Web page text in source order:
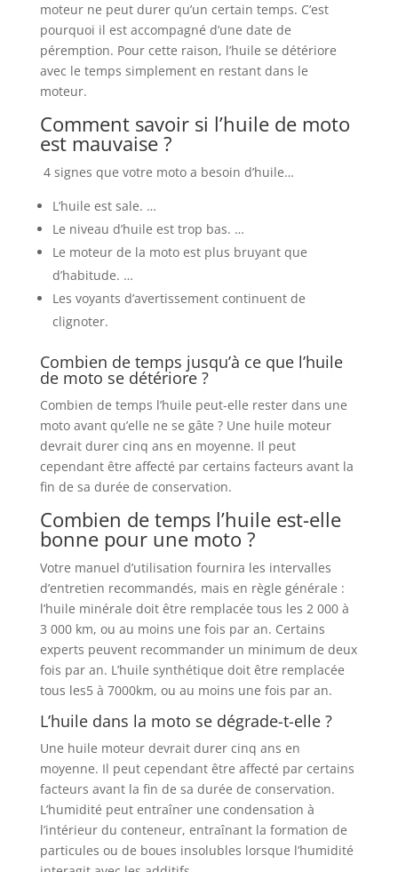
moteur ne peut durer qu’un certain temps. C’est
pourquoi il est accompagné d’une date de
péremption. Pour cette raison, l’huile se détériore
avec le temps simplement en restant dans le
moteur.
Comment savoir si l’huile de moto
est mauvaise ?
4 signes que votre moto a besoin d’huile…
L’huile est sale. …
Le niveau d’huile est trop bas. …
Le moteur de la moto est plus bruyant que
d’habitude. …
Les voyants d’avertissement continuent de
clignoter.
Combien de temps jusqu’à ce que l’huile
de moto se détériore ?
Combien de temps l’huile peut-elle rester dans une
moto avant qu’elle ne se gâte ? Une huile moteur
devrait durer cinq ans en moyenne. Il peut
cependant être affecté par certains facteurs avant la
fin de sa durée de conservation.
Combien de temps l’huile est-elle
bonne pour une moto ?
Votre manuel d’utilisation fournira les intervalles
d’entretien recommandés, mais en règle générale :
l’huile minérale doit être remplacée tous les 2 000 à
3 000 km, ou au moins une fois par an. Certains
experts peuvent recommander un minimum de deux
fois par an. L’huile synthétique doit être remplacée
tous les5 à 7000km, ou au moins une fois par an.
L’huile dans la moto se dégrade-t-elle ?
Une huile moteur devrait durer cinq ans en
moyenne. Il peut cependant être affecté par certains
facteurs avant la fin de sa durée de conservation.
L’humidité peut entraîner une condensation à
l’intérieur du conteneur, entraînant la formation de
particules ou de boues insolubles lorsque l’humidité